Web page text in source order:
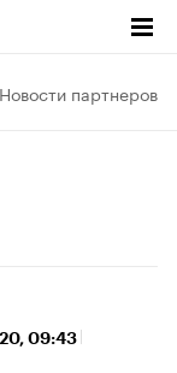
Новости партнеров
09:43